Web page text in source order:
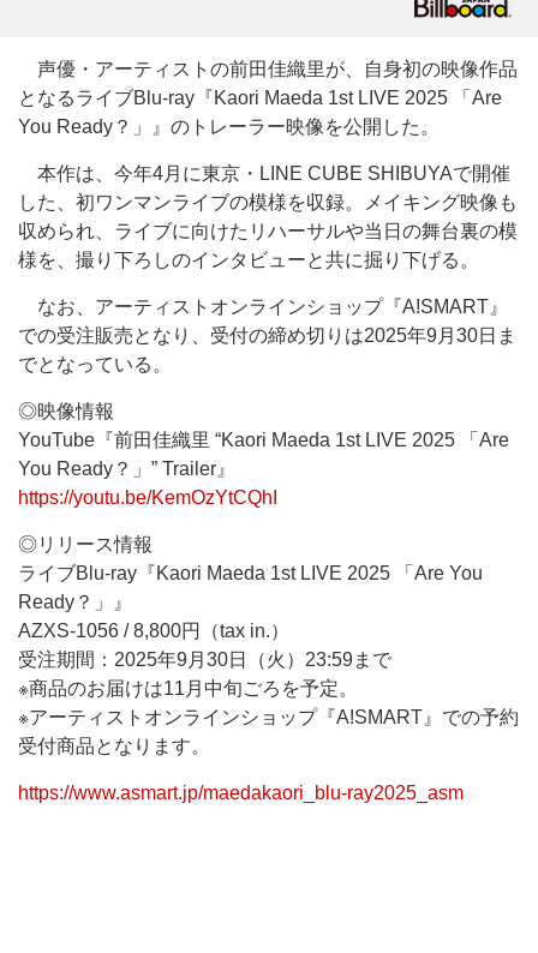
声優・アーティストの前田佳織里が、自身初の映像作品
となるライブBlu-ray『Kaori Maeda 1st LIVE 2025 「Are
You Ready？」』のトレーラー映像を公開した。
本作は、今年4月に東京・LINE CUBE SHIBUYAで開催
した、初ワンマンライブの模様を収録。メイキング映像も
収められ、ライブに向けたリハーサルや当日の舞台裏の模
様を、撮り下ろしのインタビューと共に掘り下げる。
なお、アーティストオンラインショップ『A!SMART』
での受注販売となり、受付の締め切りは2025年9月30日ま
でとなっている。
◎映像情報
YouTube『前田佳織里 “Kaori Maeda 1st LIVE 2025 「Are
You Ready？」” Trailer』
https://youtu.be/KemOzYtCQhI
◎リリース情報
ライブBlu-ray『Kaori Maeda 1st LIVE 2025 「Are You
Ready？」』
AZXS-1056 / 8,800円（tax in.）
受注期間：2025年9月30日（火）23:59まで
※商品のお届けは11月中旬ごろを予定。
※アーティストオンラインショップ『A!SMART』での予約
受付商品となります。
https://www.asmart.jp/maedakaori_blu-ray2025_asm